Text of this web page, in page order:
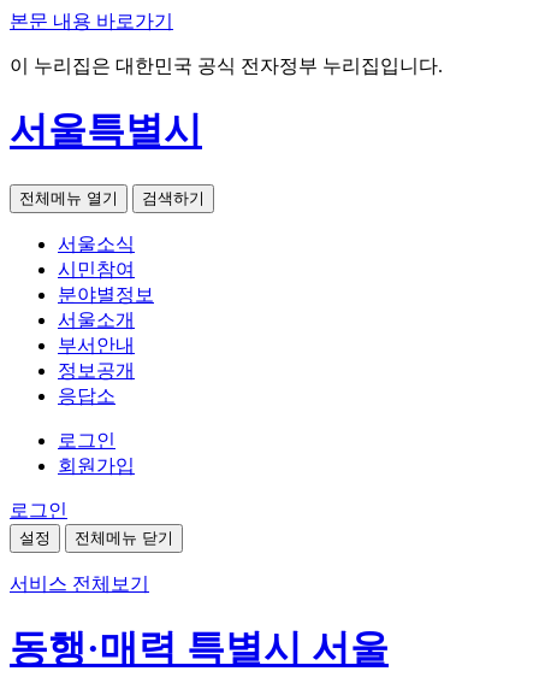
본문 내용 바로가기
이 누리집은 대한민국 공식 전자정부 누리집입니다.
서울특별시
전체메뉴 열기 검색하기
서울소식
시민참여
분야별정보
서울소개
부서안내
정보공개
응답소
로그인
회원가입
로그인
설정 전체메뉴 닫기
서비스 전체보기
동행·매력 특별시 서울